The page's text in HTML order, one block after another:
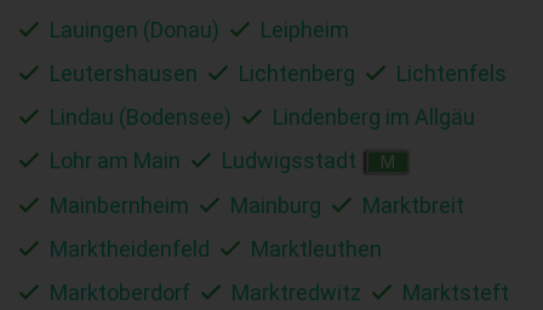
Lauingen (Donau)
Leipheim
Leutershausen
Lichtenberg
Lichtenfels
Lindau (Bodensee)
Lindenberg im Allgäu
Lohr am Main
Ludwigsstadt M
Mainbernheim Mainburg
Marktbreit
Marktheidenfeld
Marktleuthen
Marktoberdorf
Marktredwitz
Marktsteft